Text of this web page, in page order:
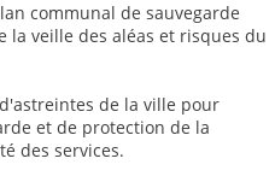
communal de sauvegarde
la veille des aléas et risques du
de la ville pour
et de protection de la
des services.